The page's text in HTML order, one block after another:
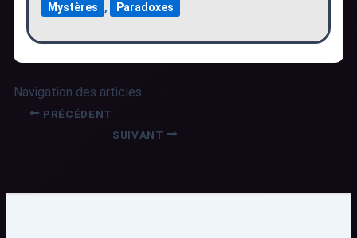
Mystères , Paradoxes
Navigation des articles
PRÉCÉDENT
SUIVANT